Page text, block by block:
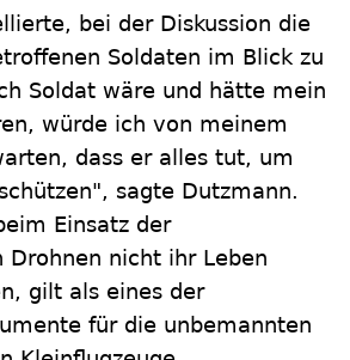
bei der Diskussion die
Soldaten im Blick zu
Soldat wäre und hätte mein
würde ich von meinem
dass er alles tut, um
sagte Dutzmann.
Einsatz der
Drohnen nicht ihr Leben
gilt als eines der
für die unbemannten